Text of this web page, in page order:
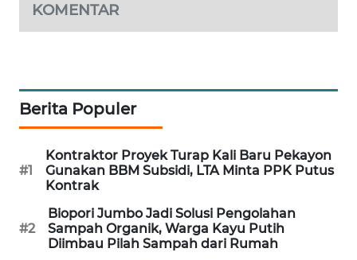
KOMENTAR
Berita Populer
#1
Kontraktor Proyek Turap Kali Baru Pekayon
Gunakan BBM Subsidi, LTA Minta PPK Putus
Kontrak
#2
Biopori Jumbo Jadi Solusi Pengolahan
Sampah Organik, Warga Kayu Putih
Diimbau Pilah Sampah dari Rumah
NEWS
NEWS
NEWS
KARING
NEWS
JURNAL